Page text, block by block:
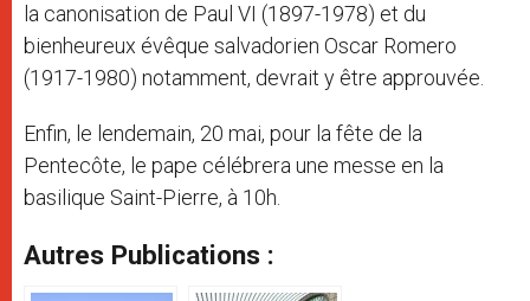
la canonisation de Paul VI (1897-1978) et du
bienheureux évêque salvadorien Oscar Romero
(1917-1980) notamment, devrait y être approuvée.
Enfin, le lendemain, 20 mai, pour la fête de la
Pentecôte, le pape célébrera une messe en la
basilique Saint-Pierre, à 10h.
Autres Publications :